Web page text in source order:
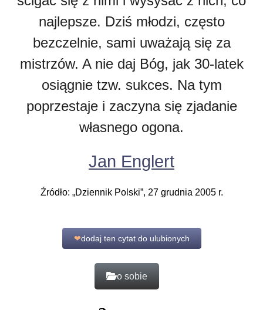
najlepsze. Dziś młodzi, często
bezczelnie, sami uważają się za
mistrzów. A nie daj Bóg, jak 30-latek
osiągnie tzw. sukces. Na tym
poprzestaje i zaczyna się zjadanie
własnego ogona.
Jan Englert
Źródło: „Dziennik Polski”, 27 grudnia 2005 r.
❤dodaj ten cytat do ulubionych
o sobie